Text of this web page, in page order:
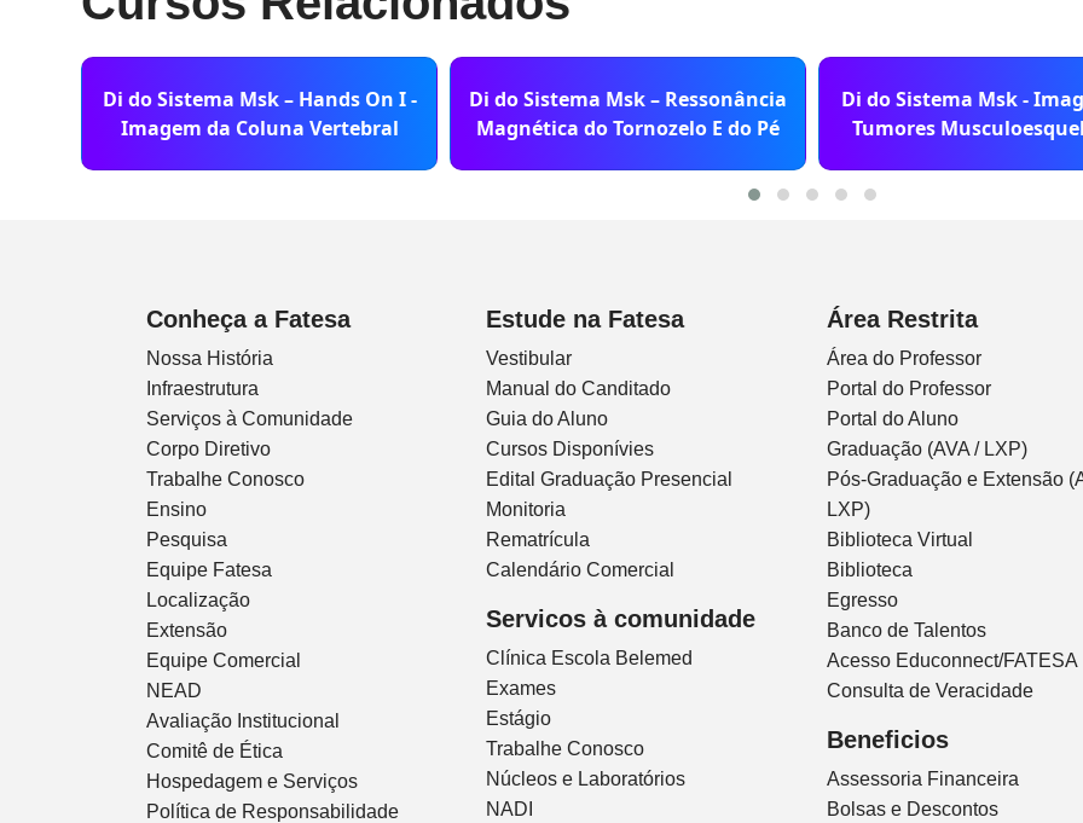
Di do Sistema Msk – Hands On I -
Imagem da Coluna Vertebral
Di do Sistema Msk – Ressonância
Magnética do Tornozelo E do Pé
Di do Sistema Msk -
Tumores
Conheça a Fatesa
Nossa História
Infraestrutura
Serviços à Comunidade
Corpo Diretivo
Trabalhe Conosco
Ensino
Pesquisa
Equipe Fatesa
Localização
Extensão
Equipe Comercial
NEAD
Avaliação Institucional
Comitê de Ética
Hospedagem e Serviços
Política de Responsabilidade
Estude na Fatesa
Vestibular
Manual do Canditado
Guia do Aluno
Cursos Disponívies
Edital Graduação Presencial
Monitoria
Rematrícula
Calendário Comercial
Servicos à comunidade
Clínica Escola Belemed
Exames
Estágio
Trabalhe Conosco
Núcleos e Laboratórios
NADI
Área Restrita
Área do Professor
Portal do Professor
Portal do Aluno
Graduação (AVA / LXP)
Pós-Graduação e Extensão
LXP)
Biblioteca Virtual
Biblioteca
Egresso
Banco de Talentos
Acesso Educonnect/FATESA
Consulta de Veracidade
Beneficios
Assessoria Financeira
Bolsas e Descontos